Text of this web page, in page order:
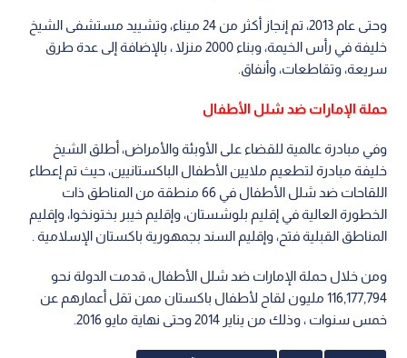
وحتى عام 2013، تم إنجاز أكثر من 24 ميناء، وتشييد مستشفى الشيخ
خليفة في رأس الخيمة، وبناء 2000 منزلا ، بالإضافة إلى عدة طرق
سريعة، وتقاطعات، وأنفاق.
حملة الإمارات ضد شلل الأطفال
وفي مبادرة عالمية للقضاء على الأوبئة والأمراض، أطلق الشيخ
خليفة مبادرة لتطعيم ملايين الأطفال الباكستانيين، حيث تم إعطاء
اللقاحات ضد شلل الأطفال في 66 منطقة من المناطق ذات
الخطورة العالية في إقليم بلوشستان، وإقليم خيبر بختونخوا، وإقليم
المناطق القبلية فتح، وإقليم السند بجمهورية باكستان الإسلامية .
ومن خلال حملة الإمارات ضد شلل الأطفال، قدمت الدولة نحو
116,177,794 مليون لقاح لأطفال باكستان ممن تقل أعمارهم عن
خمس سنوات ، وذلك من يناير 2014 وحتى نهاية مايو 2016.